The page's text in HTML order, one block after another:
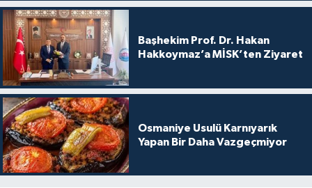
Başhekim Prof. Dr. Hakan
Hakkoymaz’a MİSK’ten Ziyaret
Osmaniye Usulü Karnıyarık
Yapan Bir Daha Vazgeçmiyor